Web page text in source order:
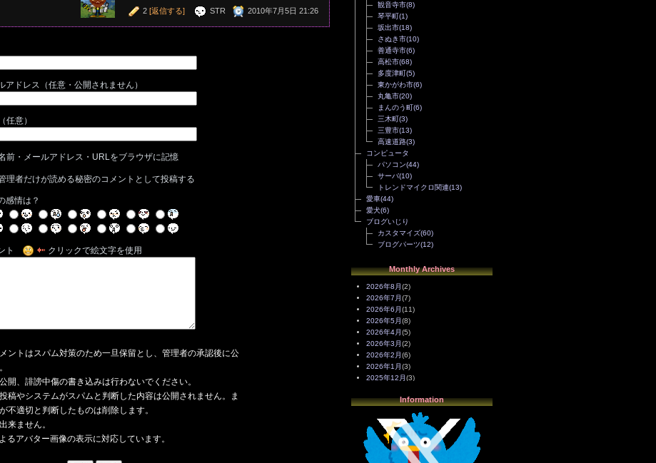
2 [返信する] STR 2010年7月5日 21:26
アドレス（任意・公開されません）
任意）
前・メールアドレス・URLをブラウザに記憶
理者だけが読める秘密のコメントとして投稿する
感情は？
ト クリックで絵文字を使用
ントはスパム対策のため一旦保留とし、管理者の承認後に公
開、誹謗中傷の書き込みは行わないでください。
稿やシステムがスパムと判断した内容は公開されません。ま
不適切と判断したものは削除します。
来ません。
るアバター画像の表示に対応しています。
観音寺市(8)
琴平町(1)
坂出市(18)
さぬき市(10)
善通寺市(6)
高松市(68)
多度津町(5)
東かがわ市(6)
丸亀市(20)
まんのう町(6)
三木町(3)
三豊市(13)
高速道路(3)
コンピュータ
パソコン(44)
サーバ(10)
トレンドマイクロ関連(13)
愛車(44)
愛犬(6)
ブログいじり
カスタマイズ(60)
ブログパーツ(12)
Monthly Archives
2026年8月(2)
2026年7月(7)
2026年6月(11)
2026年5月(8)
2026年4月(5)
2026年3月(2)
2026年2月(6)
2026年1月(3)
2025年12月(3)
2025年10月(3)
2025年8月 (3)
2025年7月(2)
2025年6月(1)
2025年5月
(7)
Information